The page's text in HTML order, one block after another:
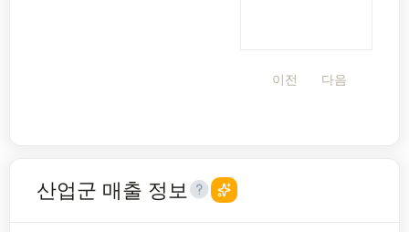
이전 다음
산업군 매출 정보